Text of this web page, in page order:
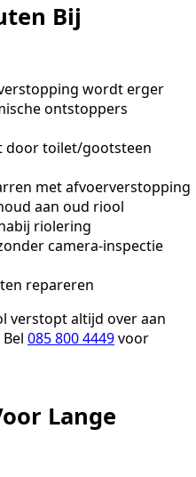
Bij
wordt erger
ontstoppers
door toilet/gootsteen
met afvoerverstopping
aan oud riool
riolering
camera-inspectie
repareren
verstopt altijd over aan
085 800 4449voor
Lange